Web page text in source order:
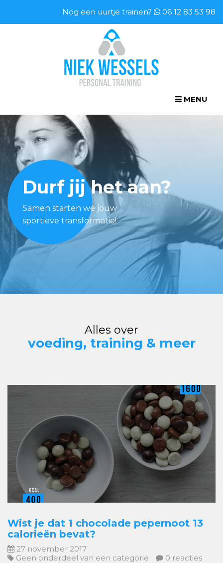
Nog een uurtje trainen? 06 12 83 53 98
MENU
Durf jij het aan?
Samen starten we jouw
sportieve transformatie!
Alles over
voeding, training & meer
Wist je dat 1 chocolade pepernoot 13
calorieën bevat?
27 november 2017
Geen onderdeel van een categorie
0 reacties